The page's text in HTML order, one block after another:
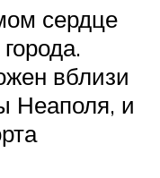
сердце
вблизи
Неаполя, и